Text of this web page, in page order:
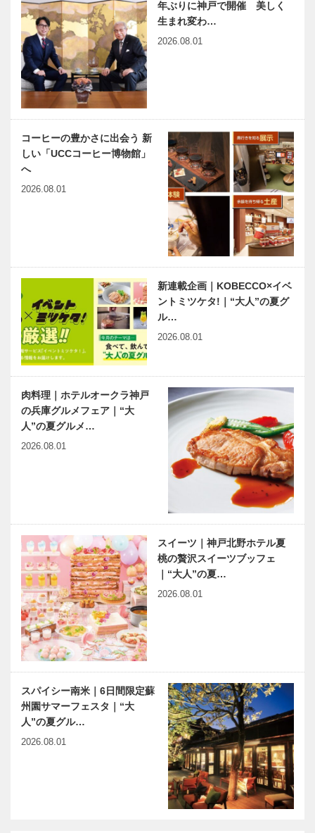
年ぶりに神戸で開催 美しく
生まれ変わ…
2026.08.01
コーヒーの豊かさに出会う 新
しい「UCCコーヒー博物館」
へ
2026.08.01
新連載企画｜KOBECCO×イベ
ントミツケタ!｜“大人”の夏グ
ル…
2026.08.01
肉料理｜ホテルオークラ神戸
の兵庫グルメフェア｜“大
人”の夏グルメ…
2026.08.01
スイーツ｜神戸北野ホテル夏
桃の贅沢スイーツブッフェ
｜“大人”の夏…
2026.08.01
スパイシー南米｜6日間限定蘇
州園サマーフェスタ｜“大
人”の夏グル…
2026.08.01